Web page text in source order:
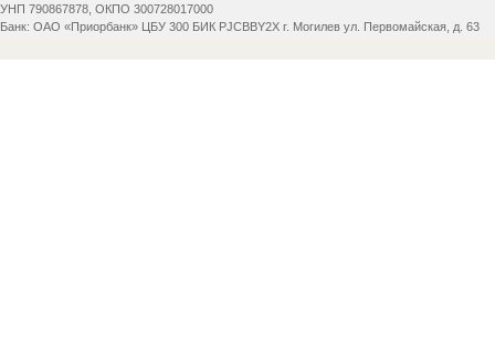
УНП 790867878, ОКПО 300728017000
Банк: ОАО «Приорбанк» ЦБУ 300 БИК PJCBBY2X г. Могилев ул. Первомайская, д. 63